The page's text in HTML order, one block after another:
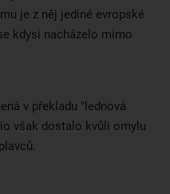
je z něj jediné evropské
kdysi nacházelo mimo
v překladu "lednová
však dostalo kvůli omylu